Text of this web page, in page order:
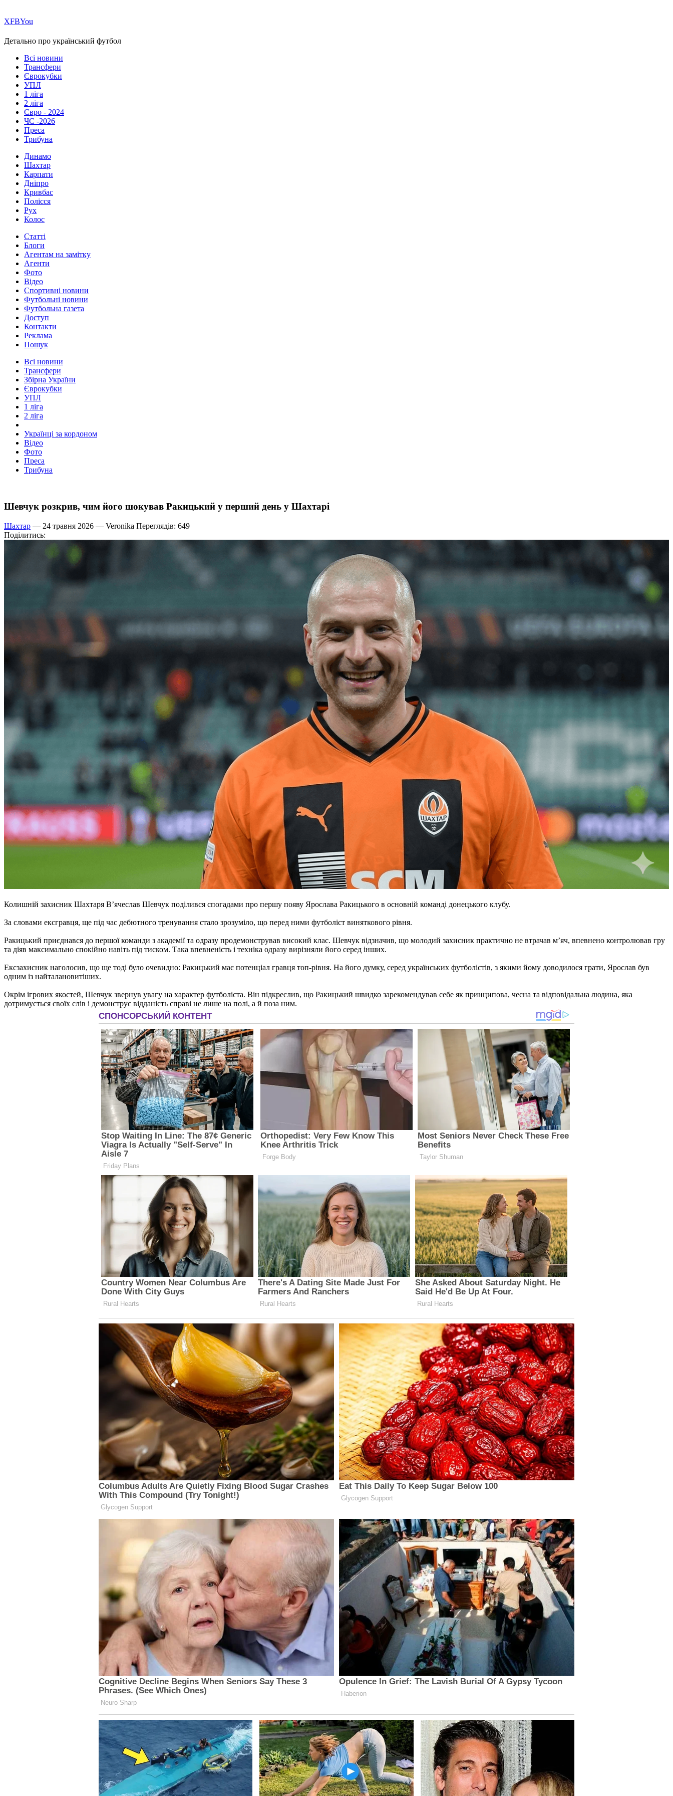
ХFBYou
Детально про український футбол
Всі новини
Трансфери
Єврокубки
УПЛ
1 ліга
2 ліга
Євро - 2024
ЧС -2026
Преса
Трибуна
Динамо
Шахтар
Карпати
Дніпро
Кривбас
Полісся
Рух
Колос
Статті
Блоги
Агентам на замітку
Агенти
Фото
Відео
Спортивні новини
Футбольні новини
Футбольна газета
Доступ
Контакти
Реклама
Пошук
Всі новини
Трансфери
Збірна України
Єврокубки
УПЛ
1 ліга
2 ліга
Українці за кордоном
Відео
Фото
Преса
Трибуна
Шевчук розкрив, чим його шокував Ракицький у перший день у Шахтарі
Шахтар — 24 травня 2026 — Veronika Переглядів: 649
Поділитись:
Колишній захисник Шахтаря В’ячеслав Шевчук поділився спогадами про першу появу Ярослава Ракицького в основній команді донецького клубу.
За словами ексгравця, ще під час дебютного тренування стало зрозуміло, що перед ними футболіст виняткового рівня.
Ракицький приєднався до першої команди з академії та одразу продемонстрував високий клас. Шевчук відзначив, що молодий захисник практично не втрачав м’яч, впевнено контролював гру
та діяв максимально спокійно навіть під тиском. Така впевненість і техніка одразу вирізняли його серед інших.
Ексзахисник наголосив, що ще тоді було очевидно: Ракицький має потенціал гравця топ-рівня. На його думку, серед українських футболістів, з якими йому доводилося грати, Ярослав був
одним із найталановитіших.
Окрім ігрових якостей, Шевчук звернув увагу на характер футболіста. Він підкреслив, що Ракицький швидко зарекомендував себе як принципова, чесна та відповідальна людина, яка
дотримується своїх слів і демонструє відданість справі не лише на полі, а й поза ним.